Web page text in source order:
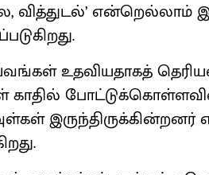
என்றெல்லாம்
உதவிய​தாகத்
காதில்
இருந்​திருக்​கின்றனர்